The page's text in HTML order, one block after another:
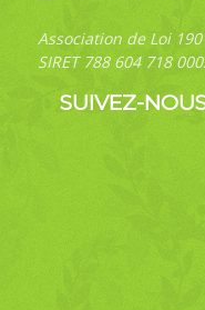
Association de Loi
SIRET 788 604 718
SUIVEZ-